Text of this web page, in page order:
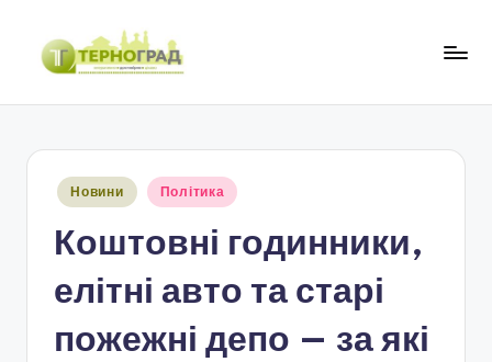
Перейти
Опубліковано
Новини Політика
Коштовні годинники,
елітні авто та старі
пожежні депо — за які